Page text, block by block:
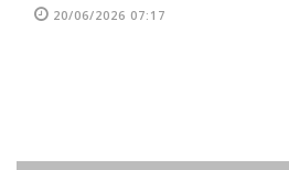
20/06/2026 07:17